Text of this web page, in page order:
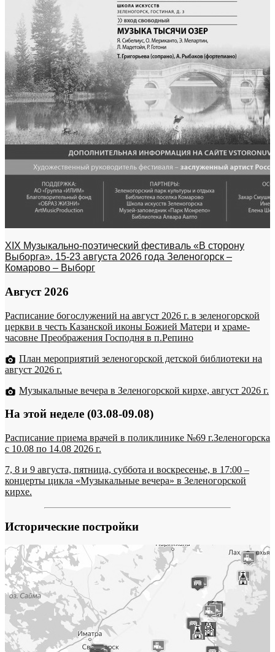
XIX Музыкально-поэтический фестиваль «В сторону
Выборга». 15-23 августа 2026 года Зеленогорск –
Комарово – Выборг
Август 2026
Расписание богослужений на август 2026 г. в зеленогорской
церкви в честь Казанской иконы Божией Матери и храме-
часовне Преображения Господня в п.Репино
План мероприятий зеленогорской детской библиотеки на
август 2026 г.
Музыкальные вечера в Зеленогорской кирхе, август 2026 г.
На этой неделе (03.08-09.08)
Расписание приема врачей в поликлинике №69 г.Зеленогорска
c 10.08 по 14.08 2026 г.
7, 8 и 9 августа, пятница, суббота и воскресенье, в 17:00 –
концерты цикла «Музыкальные вечера» в Зеленогорской
кирхе.
Исторические постройки